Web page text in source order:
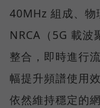
40MHz 組成、物
NRCA（5G 載波
整合，即時進行
幅提升頻譜使用
依然維持穩定的網